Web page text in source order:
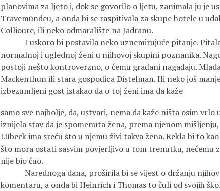
planovima za ljeto i, dok se govorilo o ljetu, zanimala ju je
Travemündeu, a onda bi se raspitivala za skupe hotele u
Collioure, ili neko odmaralište na Jadranu.
I uskoro bi postavila neko uznemirujuće pitanje. Pitala
normalnoj i uglednoj ženi u njihovoj skupini poznanika.
postoji nešto kontroverzno, o čemu građani nagađaju.
Mackenthun ili stara gospođica Distelman. Ili neko još
izbezumljeni gost istakao da o toj ženi ima da kaže
samo sve najbolje, da, ustvari, nema da kaže ništa osim
iznijela stav da je spomenuta žena, prema njenom
Lübeck ima sreću što u njemu živi takva žena. Rekla bi to
što mora ostati sasvim povjerljivo u tom trenutku, nečemu
nije bio čuo.
Narednoga dana, proširila bi se vijest o držanju
komentaru, a onda bi Heinrich i Thomas to čuli od svojih